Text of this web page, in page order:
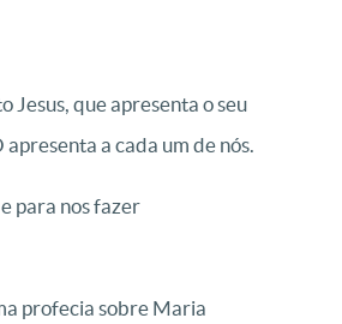
Jesus, que apresenta o seu
a cada um de nós.
para nos fazer
profecia sobre Maria